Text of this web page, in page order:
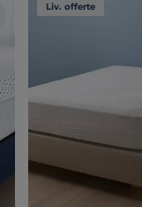
Liv. offerte